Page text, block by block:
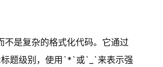
是复杂的格式化代码。它通过
题级别，使用`*`或`_`来表示强